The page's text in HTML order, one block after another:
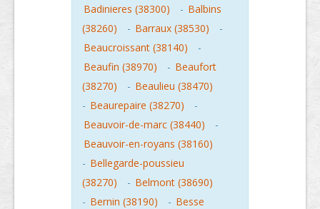
Badinieres (38300)
- Balbins
(38260)
- Barraux (38530)
-
Beaucroissant (38140)
-
Beaufin (38970)
- Beaufort
(38270)
- Beaulieu (38470)
- Beaurepaire (38270)
-
Beauvoir-de-marc (38440)
-
Beauvoir-en-royans (38160)
- Bellegarde-poussieu
(38270)
- Belmont (38690)
- Bernin (38190) - Besse